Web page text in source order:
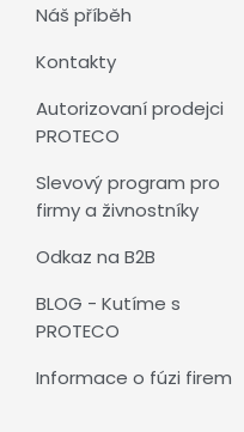
Náš příběh
Kontakty
Autorizovaní prodejci
PROTECO
Slevový program pro
firmy a živnostníky
Odkaz na B2B
BLOG - Kutíme s
PROTECO
Informace o fúzi firem